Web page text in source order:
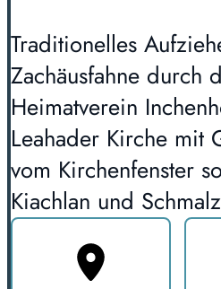
Traditionelles
Zachäusfahne durch
Heimatverein
Leahader Kirche mit
vom Kirchenfenster
Kiachlan und